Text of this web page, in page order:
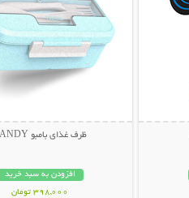
ظرف غذای بامبو CANDY
افزودن به سبد خرید
398,000 تومان